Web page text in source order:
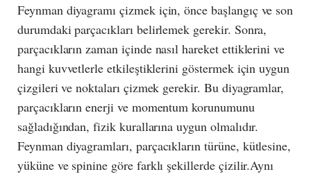
Feynman diyagramı çizmek için, önce başlangıç ve son
durumdaki parçacıkları belirlemek gerekir. Sonra,
parçacıkların zaman içinde nasıl hareket ettiklerini ve
hangi kuvvetlerle etkileştiklerini göstermek için uygun
çizgileri ve noktaları çizmek gerekir. Bu diyagramlar,
parçacıkların enerji ve momentum korunumunu
sağladığından, fizik kurallarına uygun olmalıdır.
Feynman diyagramları, parçacıkların türüne, kütlesine,
yüküne ve spinine göre farklı şekillerde çizilir.Aynı